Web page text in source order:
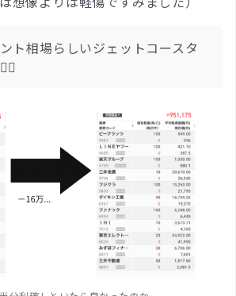
ト相場らしいジェットコースタ